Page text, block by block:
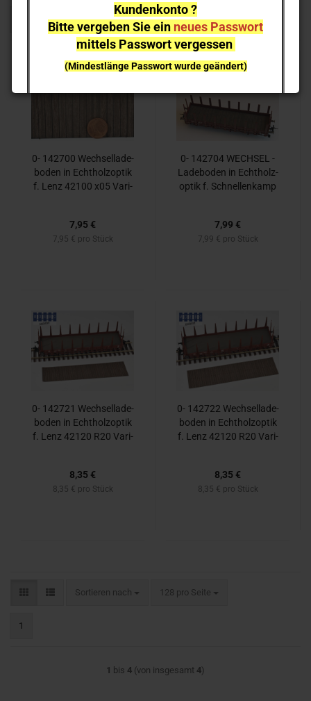
Kundenkonto ?
Bitte vergeben Sie ein neues Passwort
mittels Passwort vergessen
(Mindestlänge Passwort wurde geändert)
bei einzelnen Artikeln kann es aufgrund der
Lieferverzögerungen kommen
NEUHEITENsind nicht sofort lieferbar
, sie können gern
vorab reservieren;
Ich melde mich bei Erscheinen
0- 142700 Wech­sel­la­de­
bo­den in Echt­holz­op­tik
f. Lenz 42100 x05 Va­ri­
7,95 €
7,95 € pro Stück
0- 142704 WECH­SEL -
La­de­bo­den in Echt­holz­
op­tik f. Schnel­len­kamp
7,99 €
7,99 € pro Stück
0- 142721 Wech­sel­la­de­
bo­den in Echt­holz­op­tik
f. Lenz 42120 R20 Va­ri­
8,35 €
8,35 € pro Stück
0- 142722 Wech­sel­la­de­
bo­den in Echt­holz­op­tik
f. Lenz 42120 R20 Va­ri­
8,35 €
8,35 € pro Stück
Sortieren nach
Sortieren nach 128 pro Seite
pro Seite
1
1 bis 4 (von insgesamt 4)